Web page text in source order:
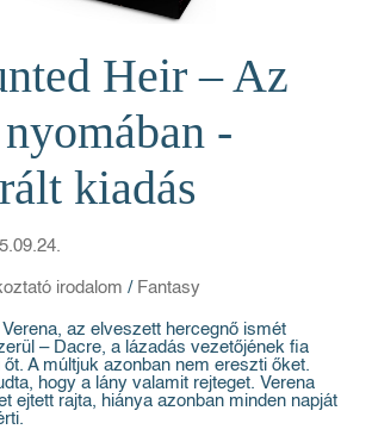
Heir – Az
-
kiadás
irodalom / Fantasy
az elveszett hercegnő ismét
– Dacre, a lázadás vezetőjének fia
őt. A múltjuk azonban nem ereszti őket.
hogy a lány valamit rejteget. Verena
ejtett rajta, hiánya azonban minden napját